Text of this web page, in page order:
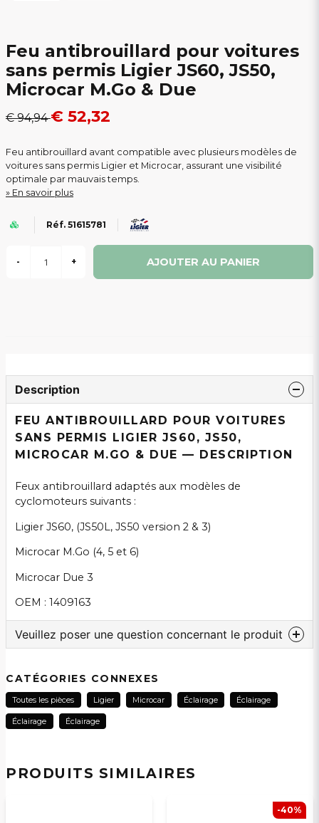
Feu antibrouillard pour voitures
sans permis Ligier JS60, JS50,
Microcar M.Go & Due
€ 94,94€ 52,32
Feu antibrouillard avant compatible avec plusieurs modèles de
voitures sans permis Ligier et Microcar, assurant une visibilité
optimale par mauvais temps.
En savoir plus
Réf. 51615781
- + AJOUTER AU PANIER
PRODUITS SIMILAIRES
-40%
Description
FEU ANTIBROUILLARD POUR VOITURES
SANS PERMIS LIGIER JS60, JS50,
MICROCAR M.GO & DUE — DESCRIPTION
Feux antibrouillard adaptés aux modèles de
cyclomoteurs suivants :
Ligier JS60, (JS50L, JS50 version 2 & 3)
Microcar M.Go (4, 5 et 6)
Microcar Due 3
OEM : 1409163
Veuillez poser une question concernant le produit
Veuillez nous contacter au sujet de ce produit...
CATÉGORIES CONNEXES
Toutes les pièces Ligier Microcar Éclairage Éclairage
Éclairage Éclairage